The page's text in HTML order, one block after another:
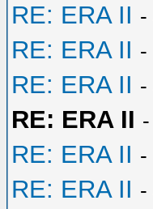
RE: ERA II -
RE: ERA II -
RE: ERA II -
RE: ERA II -
RE: ERA II -
RE: ERA II -